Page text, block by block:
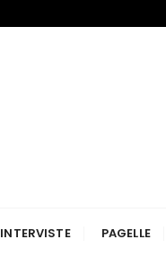
INTERVISTE PAGELLE